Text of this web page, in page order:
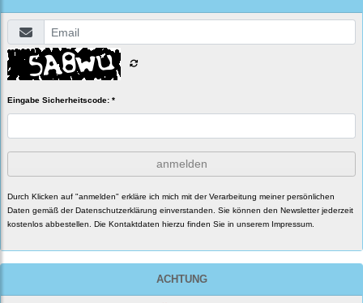
Eingabe Sicherheitscode: *
anmelden
Durch Klicken auf "anmelden" erkläre ich mich mit der Verarbeitung meiner persönlichen
Daten gemäß derDatenschutzerklärung einverstanden. Sie können den Newsletter jederzeit
kostenlos abbestellen. Die Kontaktdaten hierzu finden Sie in unserem Impressum.
ACHTUNG